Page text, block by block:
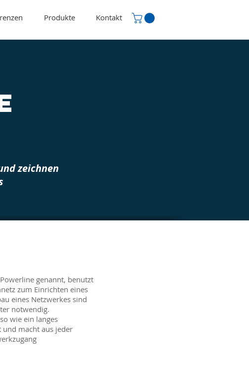
Produkte Kontakt
zeichnen
genannt, benutzt
zum Einrichten eines
eines Netzwerkes sind
notwendig.
wie ein langes
und macht aus jeder